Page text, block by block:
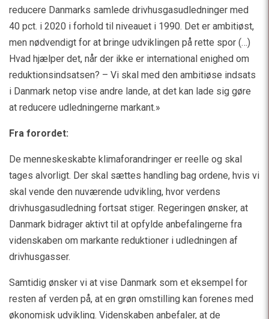
reducere Danmarks samlede drivhusgasudledninger med
40 pct. i 2020 i forhold til niveauet i 1990. Det er ambitiøst,
men nødvendigt for at bringe udviklingen på rette spor (…)
Hvad hjælper det, når der ikke er international enighed om
reduktionsindsatsen? – Vi skal med den ambitiøse indsats
i Danmark netop vise andre lande, at det kan lade sig gøre
at reducere udledningerne markant.»
Fra forordet:
De menneskeskabte klimaforandringer er reelle og skal
tages alvorligt. Der skal sættes handling bag ordene, hvis vi
skal vende den nuværende udvikling, hvor verdens
drivhusgasudledning fortsat stiger. Regeringen ønsker, at
Danmark bidrager aktivt til at opfylde anbefalingerne fra
videnskaben om markante reduktioner i udledningen af
drivhusgasser.
Samtidig ønsker vi at vise Danmark som et eksempel for
resten af verden på, at en grøn omstilling kan forenes med
økonomisk udvikling. Videnskaben anbefaler, at de